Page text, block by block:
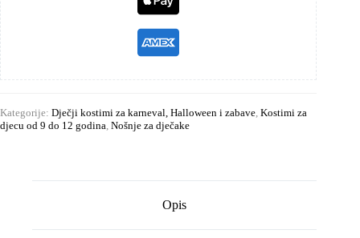
Kategorije: Dječji kostimi za karneval, Halloween i zabave, Kostimi za
djecu od 9 do 12 godina, Nošnje za dječake
Opis